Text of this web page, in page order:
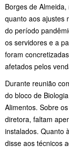
Borges de
quanto aos ajustes
do período
os servidores e a
foram
afetados pelos
Durante reunião
do bloco de
Alimentos. Sobre
diretora, faltam
instalados. Quanto
disse aos técnicos